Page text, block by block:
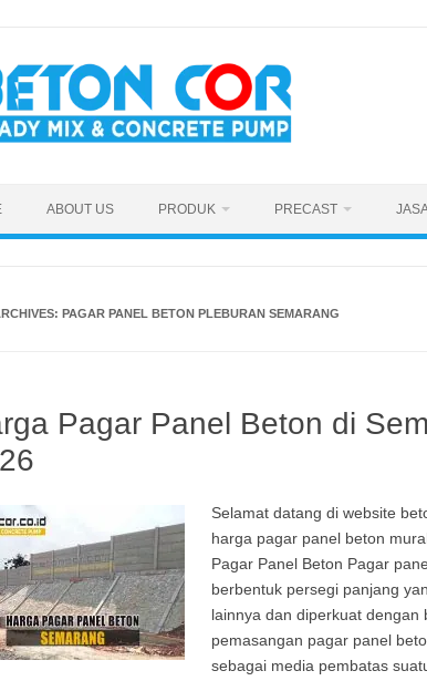
ABOUT US PRODUK PRECAST
PAGAR PANEL BETON PLEBURAN SEMARANG
Pagar Panel Beton di
Selamat datang di website
harga pagar panel beton
Pagar Panel Beton Pagar
berbentuk persegi panjang
lainnya dan diperkuat dengan
pemasangan pagar panel
sebagai media pembatas